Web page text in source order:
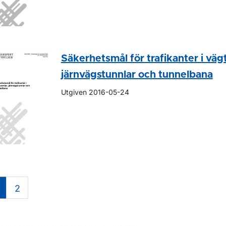
Säkerhetsmål för trafikanter i
järnvägstunnlar och tunnelbana
Utgiven 2016-05-24
2